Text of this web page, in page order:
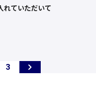
れていただいて
3
ペ